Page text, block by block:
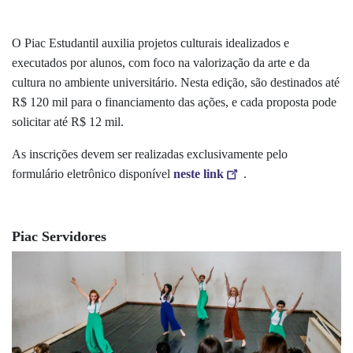
O Piac Estudantil auxilia projetos culturais idealizados e
executados por alunos, com foco na valorização da arte e da
cultura no ambiente universitário. Nesta edição, são destinados até
R$ 120 mil para o financiamento das ações, e cada proposta pode
solicitar até R$ 12 mil.
As inscrições devem ser realizadas exclusivamente pelo
formulário eletrônico disponível neste link .
Piac Servidores